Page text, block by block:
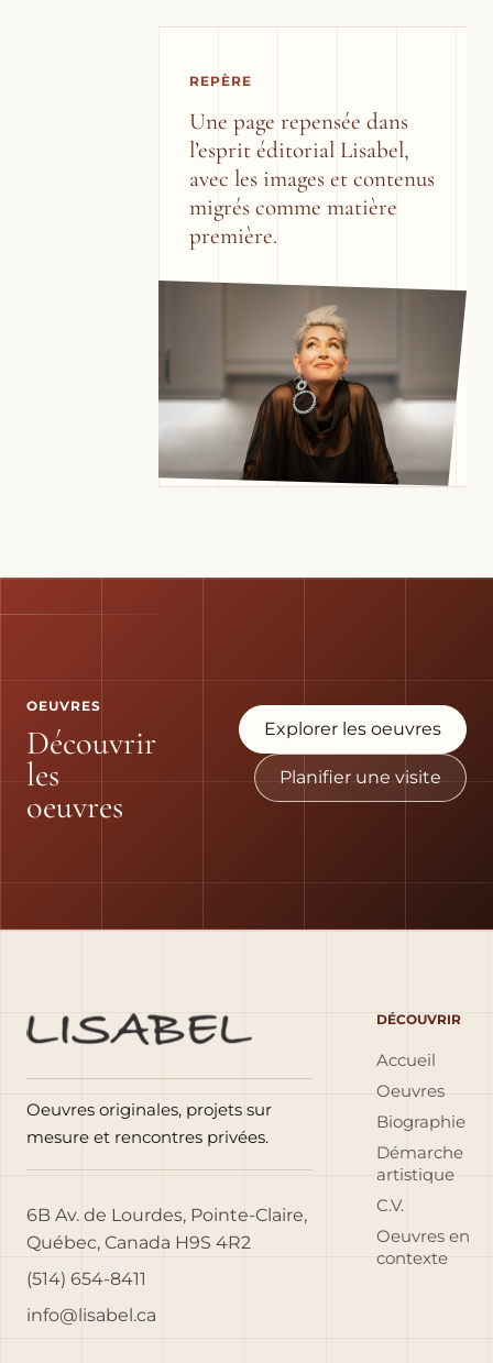
REPÈRE
Une page repensée dans
l’esprit éditorial Lisabel,
avec les images et contenus
migrés comme matière
première.
OEUVRES
Découvrir
les
oeuvres
Explorer les oeuvres
Planifier une visite
Oeuvres originales, projets sur
mesure et rencontres privées.
6B Av. de Lourdes, Pointe-Claire,
Québec, Canada H9S 4R2
(514) 654-8411
info@lisabel.ca
DÉCOUVRIR
Accueil
Oeuvres
Biographie
Démarche
artistique
C.V.
Oeuvres en
contexte